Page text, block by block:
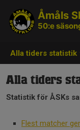
Alla tiders statistik
Åmåls
Alla tiders
Statistik för ÅSKs
Flest matcher